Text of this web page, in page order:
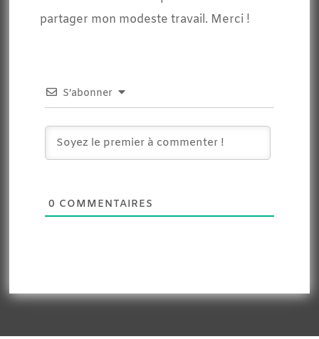
partager mon modeste travail. Merci !
S’abonner
0 COMMENTAIRES